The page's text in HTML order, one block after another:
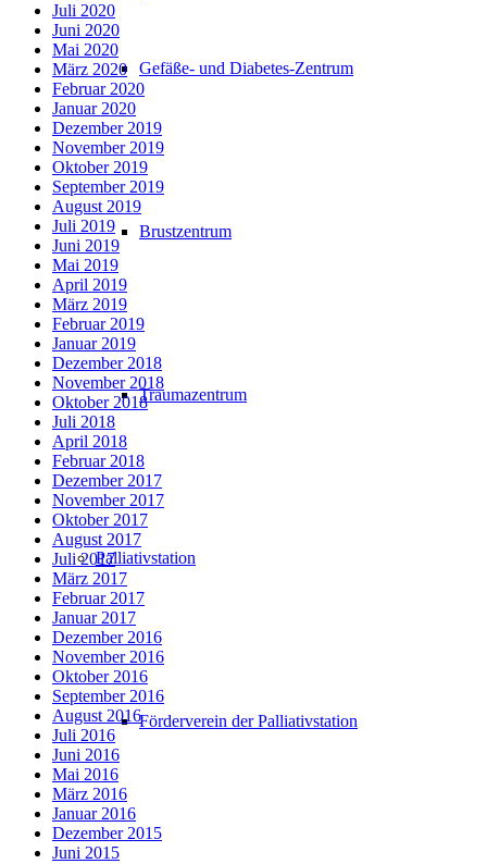
Gefäße- und Diabetes-Zentrum
Brustzentrum
Traumazentrum
Palliativstation
Förderverein der Palliativstation
Juli 2020
Juni 2020
Mai 2020
März 2020
Februar 2020
Januar 2020
Dezember 2019
November 2019
Oktober 2019
September 2019
August 2019
Juli 2019
Juni 2019
Mai 2019
April 2019
März 2019
Februar 2019
Januar 2019
Dezember 2018
November 2018
Oktober 2018
Juli 2018
April 2018
Februar 2018
Dezember 2017
November 2017
Oktober 2017
August 2017
Juli 2017
März 2017
Februar 2017
Januar 2017
Dezember 2016
November 2016
Oktober 2016
September 2016
August 2016
Juli 2016
Juni 2016
Mai 2016
März 2016
Januar 2016
Dezember 2015
Juni 2015